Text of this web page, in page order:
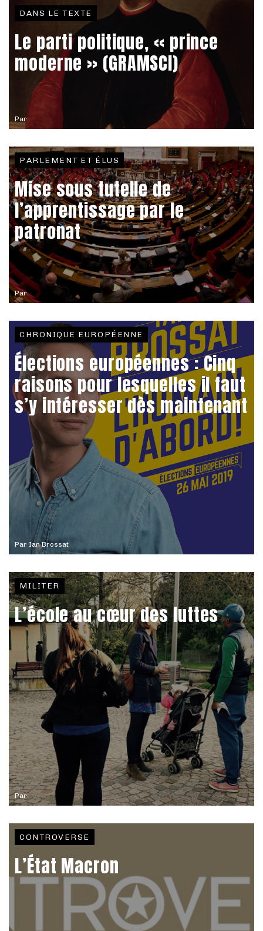
Par
DANS LE TEXTE
Le parti politique, « prince
moderne » (GRAMSCI)
Par
PARLEMENT ET ÉLUS
Mise sous tutelle de
l’apprentissage par le
patronat
Par Ian Brossat
CHRONIQUE EUROPÉENNE
Élections européennes : Cinq
raisons pour lesquelles il faut
s’y intéresser dès maintenant
Par
MILITER
L’école au cœur des luttes
CONTROVERSE
L’État Macron